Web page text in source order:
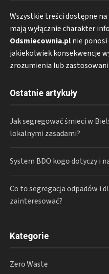
Wszystkie treści dostępne
mają wyłącznie charakter
Odsmiecownia.plnie
jakiekolwiek konsekwencje
zrozumienia lub
Ostatnie artykuły
Jak segregować śmieci w
lokalnymi zasadami?
System BDO kogo dotyczy i
Co to segregacja odpadów i
zainteresować?
Kategorie
Zero Waste